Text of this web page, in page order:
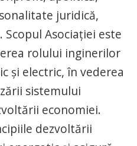
juridică,
Asociației este
rolului inginerilor
și electric, în vederea
sistemului
economiei.
dezvoltării